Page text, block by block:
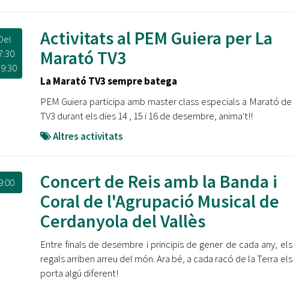
9:30
Activitats al PEM Guiera per La
Marató TV3
La Marató TV3 sempre batega
PEM Guiera participa amb master class especials a Marató de
TV3 durant els dies 14 , 15 i 16 de desembre, anima't!!
Altres activitats
Concert de Reis amb la Banda i
Coral de l'Agrupació Musical de
Cerdanyola del Vallès
Entre finals de desembre i principis de gener de cada any, els
regals arriben arreu del món. Ara bé, a cada racó de la Terra els
porta algú diferent!